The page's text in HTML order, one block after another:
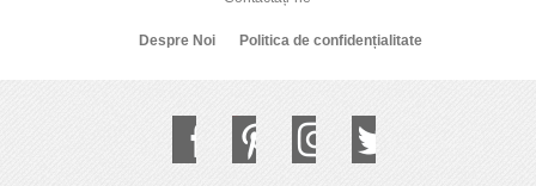
Despre Noi Politica de confidențialitate